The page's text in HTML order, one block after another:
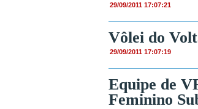
29/09/2011 17:07:21
Vôlei do
29/09/2011 17:07:19
Equipe de
Feminino